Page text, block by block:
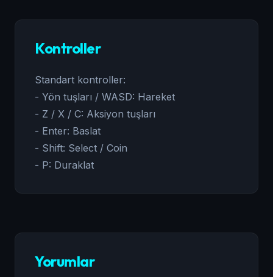
Kontroller
Standart kontroller:
- Yön tuşları / WASD: Hareket
- Z / X / C: Aksiyon tuşları
- Enter: Baslat
- Shift: Select / Coin
- P: Duraklat
Yorumlar